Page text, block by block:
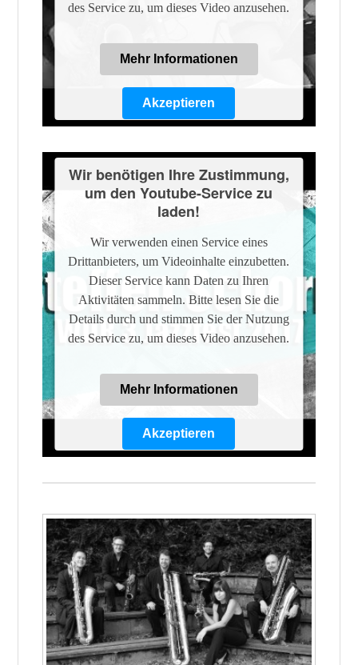
des Service zu, um dieses Video anzusehen.
Mehr Informationen
Akzeptieren
Management Platform
Wir benötigen Ihre Zustimmung,
um den Youtube-Service zu
laden!
Wir verwenden einen Service eines
Drittanbieters, um Videoinhalte einzubetten.
Dieser Service kann Daten zu Ihren
Aktivitäten sammeln. Bitte lesen Sie die
Details durch und stimmen Sie der Nutzung
des Service zu, um dieses Video anzusehen.
Mehr Informationen
Akzeptieren
Management Platform